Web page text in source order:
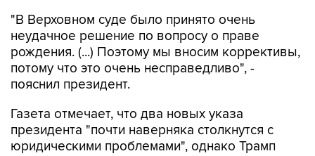
"В Верховном суде было принято очень
неудачное решение по вопросу о праве
рождения. (...) Поэтому мы вносим коррективы,
потому что это очень несправедливо", -
пояснил президент.
Газета отмечает, что два новых указа
президента "почти наверняка столкнутся с
юридическими проблемами", однако Трамп